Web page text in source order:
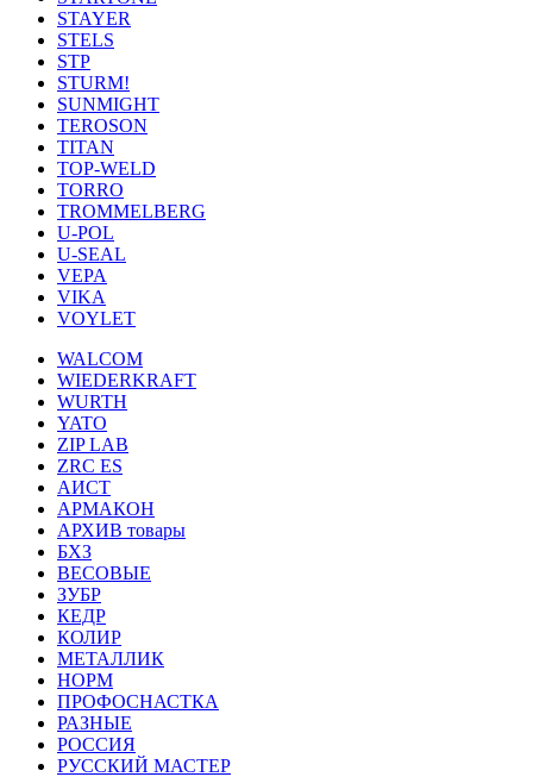
STAYER
STELS
STP
STURM!
SUNMIGHT
TEROSON
TITAN
TOP-WELD
TORRO
TROMMELBERG
U-POL
U-SEAL
VEPA
VIKA
VOYLET
WALCOM
WIEDERKRAFT
WURTH
YATO
ZIP LAB
ZRC ES
АИСТ
АРМАКОН
АРХИВ товары
БХЗ
ВЕСОВЫЕ
ЗУБР
КЕДР
КОЛИР
МЕТАЛЛИК
НОРМ
ПРОФОСНАСТКА
РАЗНЫЕ
РОССИЯ
РУССКИЙ МАСТЕР